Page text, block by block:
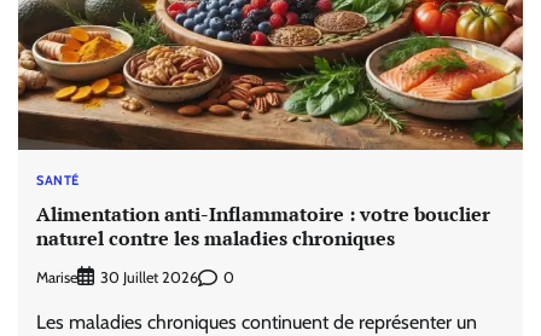
SANTÉ
Alimentation anti-Inflammatoire : votre bouclier
naturel contre les maladies chroniques
Marise 30 Juillet 2026 0
Les maladies chroniques continuent de représenter un